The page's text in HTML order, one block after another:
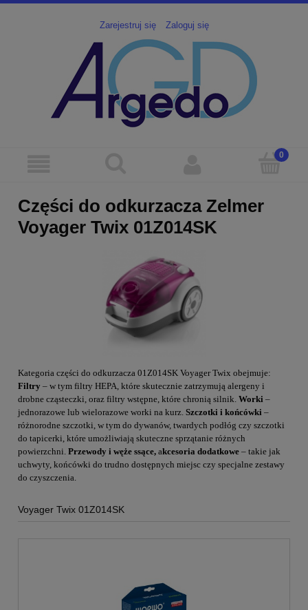
Zarejestruj się Zaloguj się
Części do odkurzacza Zelmer
Voyager Twix 01Z014SK
Kategoria części do odkurzacza 01Z014SK Voyager Twix obejmuje:
Filtry – w tym filtry HEPA, które skutecznie zatrzymują alergeny i
drobne cząsteczki, oraz filtry wstępne, które chronią silnik. Worki –
jednorazowe lub wielorazowe worki na kurz. Szczotki i końcówki –
różnorodne szczotki, w tym do dywanów, twardych podłóg czy szczotki
do tapicerki, które umożliwiają skuteczne sprzątanie różnych
powierzchni. Przewody i węże ssące, akcesoria dodatkowe – takie jak
uchwyty, końcówki do trudno dostępnych miejsc czy specjalne zestawy
do czyszczenia.
Voyager Twix 01Z014SK